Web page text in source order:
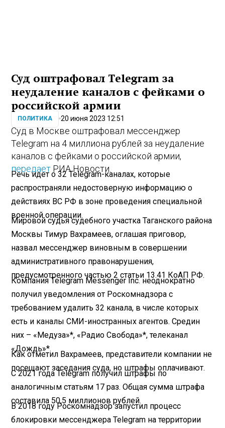
Суд оштрафовал Telegram за
неудаление каналов с фейками о
российской армии
ПОЛИТИКА 20 июня 2023 12:51
Суд в Москве оштрафовал мессенджер
Telegram на 4 миллиона рублей за неудаление
каналов с фейками о российской армии,
передает РИА Новости.
Речь идет о 32 Telegram-каналах, которые
распространяли недостоверную информацию о
действиях ВС РФ в зоне проведения специальной
военной операции.
Мировой судья судебного участка Таганского района
Москвы Тимур Вахрамеев, оглашая приговор,
назвал мессенджер виновным в совершении
административного правонарушения,
предусмотренного частью 2 статьи 13.41 КоАП РФ.
Компания Telegram Messenger Inc. неоднократно
получил уведомления от Роскомнадзора с
требованием удалить 32 канала, в числе которых
есть и каналы СМИ-иностранных агентов. Средин
них – «Медуза»*, «Радио Свобода»*, телеканал
«Дождь»*.
Как отметил Вахрамеев, представители компании не
посещают заседания суда, но штрафы оплачивают.
С 2021 года Telegram получил штрафы по
аналогичным статьям 17 раз. Общая сумма штрафа
составила 50,5 миллионов рублей.
В 2018 году Роскомнадзор запустил процесс
блокировки мессенджера Telegram на территории